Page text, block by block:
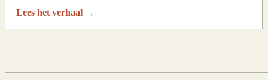
Lees het verhaal →